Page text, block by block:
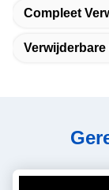
Compleet